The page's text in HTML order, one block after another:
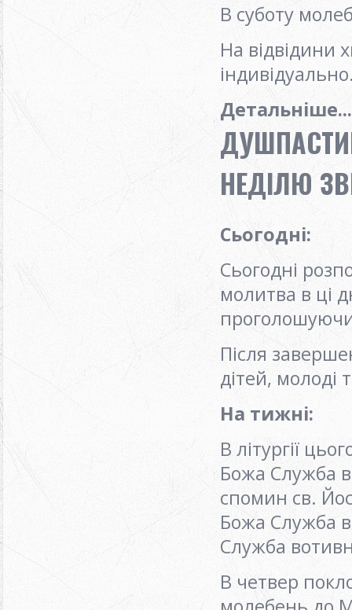
В суботу
На відвідини
Детальніше...
НЕДІЛЮ
Сьогодні:
Сьогодні
молитва в ці
Після
дітей, молоді
На тижні:
В літургії
Божа Служба
спомин св.
Божа Служба
Служба
В четвер